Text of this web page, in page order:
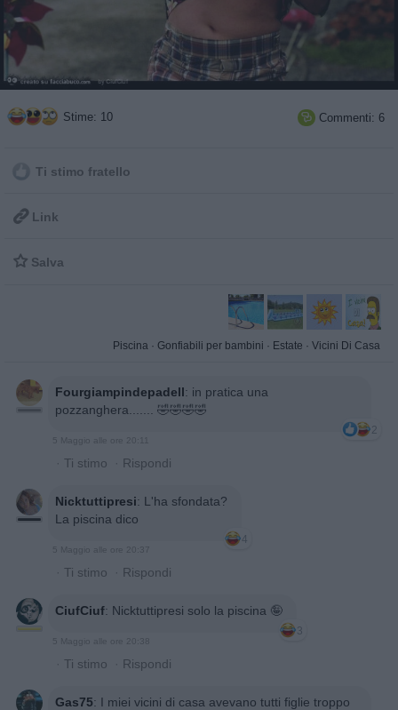
Stime: 10  Commenti: 6
Ti stimo fratello
 Link
 Salva
Piscina · Gonfiabili per bambini · Estate · Vicini Di Casa
Fourgiampindepadell: in pratica una
pozzanghera....... 🤣🤣🤣🤣
2
5 Maggio alle ore 20:11
· Ti stimo · Rispondi
Nicktuttipresi: L'ha sfondata?
La piscina dico
4
5 Maggio alle ore 20:37
· Ti stimo · Rispondi
CiufCiuf: Nicktuttipresi solo la piscina 🤪
3
5 Maggio alle ore 20:38
· Ti stimo · Rispondi
Gas75: I miei vicini di casa avevano tutti figlie troppo